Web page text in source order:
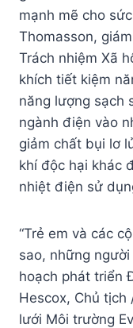
mạnh mẽ cho
Thomasson,
Trách nhiệm Xã
khích tiết kiệm
năng lượng sạch
ngành điện vào
giảm chất bụi lơ
khí độc hại khác
nhiệt điện sử
“Trẻ em và các
sao, những
hoạch phát triển
Hescox, Chủ
lưới Môi trường